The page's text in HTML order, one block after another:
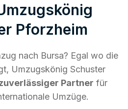
Pforzheim
nach Bursa? Egal wo die
Umzugskönig Schuster
Partner für
Umzüge.